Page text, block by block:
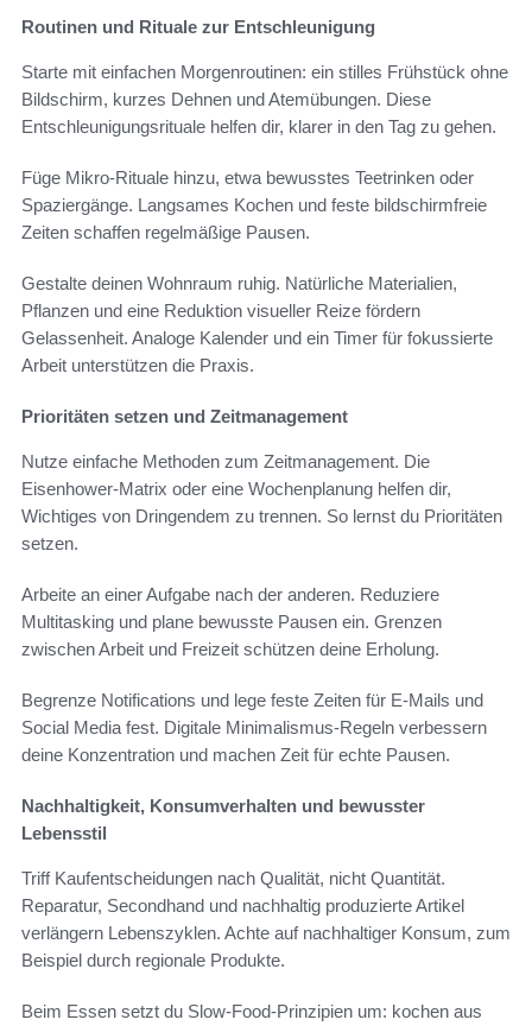
Routinen und Rituale zur Entschleunigung
Starte mit einfachen Morgenroutinen: ein stilles Frühstück ohne
Bildschirm, kurzes Dehnen und Atemübungen. Diese
Entschleunigungsrituale helfen dir, klarer in den Tag zu gehen.
Füge Mikro‑Rituale hinzu, etwa bewusstes Teetrinken oder
Spaziergänge. Langsames Kochen und feste bildschirmfreie
Zeiten schaffen regelmäßige Pausen.
Gestalte deinen Wohnraum ruhig. Natürliche Materialien,
Pflanzen und eine Reduktion visueller Reize fördern
Gelassenheit. Analoge Kalender und ein Timer für fokussierte
Arbeit unterstützen die Praxis.
Prioritäten setzen und Zeitmanagement
Nutze einfache Methoden zum Zeitmanagement. Die
Eisenhower‑Matrix oder eine Wochenplanung helfen dir,
Wichtiges von Dringendem zu trennen. So lernst du Prioritäten
setzen.
Arbeite an einer Aufgabe nach der anderen. Reduziere
Multitasking und plane bewusste Pausen ein. Grenzen
zwischen Arbeit und Freizeit schützen deine Erholung.
Begrenze Notifications und lege feste Zeiten für E‑Mails und
Social Media fest. Digitale Minimalismus‑Regeln verbessern
deine Konzentration und machen Zeit für echte Pausen.
Nachhaltigkeit, Konsumverhalten und bewusster
Lebensstil
Triff Kaufentscheidungen nach Qualität, nicht Quantität.
Reparatur, Secondhand und nachhaltig produzierte Artikel
verlängern Lebenszyklen. Achte auf nachhaltiger Konsum, zum
Beispiel durch regionale Produkte.
Beim Essen setzt du Slow‑Food‑Prinzipien um: kochen aus